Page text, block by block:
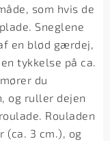
som hvis de
Sneglene
en blød gærdej,
tykkelse på ca.
du
og ruller dejen
Rouladen
(ca. 3 cm.), og